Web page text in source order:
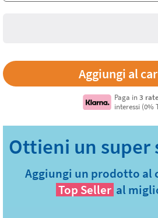
Paga in 3 rate
interessi (0%
Aggiungi un prodotto al
Top Seller al